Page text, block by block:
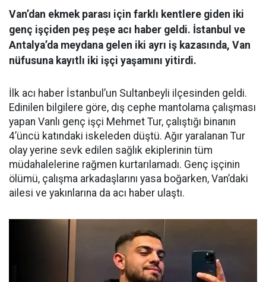
Van’dan ekmek parası için farklı kentlere giden iki
genç işçiden peş peşe acı haber geldi. İstanbul ve
Antalya’da meydana gelen iki ayrı iş kazasında, Van
nüfusuna kayıtlı iki işçi yaşamını yitirdi.
İlk acı haber İstanbul’un Sultanbeyli ilçesinden geldi.
Edinilen bilgilere göre, dış cephe mantolama çalışması
yapan Vanlı genç işçi Mehmet Tur, çalıştığı binanın
4’üncü katındaki iskeleden düştü. Ağır yaralanan Tur
olay yerine sevk edilen sağlık ekiplerinin tüm
müdahalelerine rağmen kurtarılamadı. Genç işçinin
ölümü, çalışma arkadaşlarını yasa boğarken, Van’daki
ailesi ve yakınlarına da acı haber ulaştı.